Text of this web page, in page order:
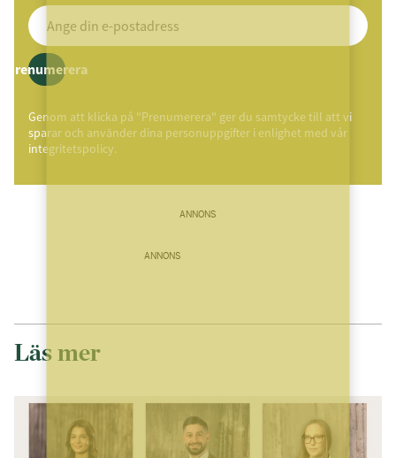
Prenumerera
Genom att klicka på "Prenumerera" ger du samtycke till att vi
sparar och använder dina personuppgifter i enlighet med vår
integritetspolicy.
ANNONS
ANNONS
Läs mer